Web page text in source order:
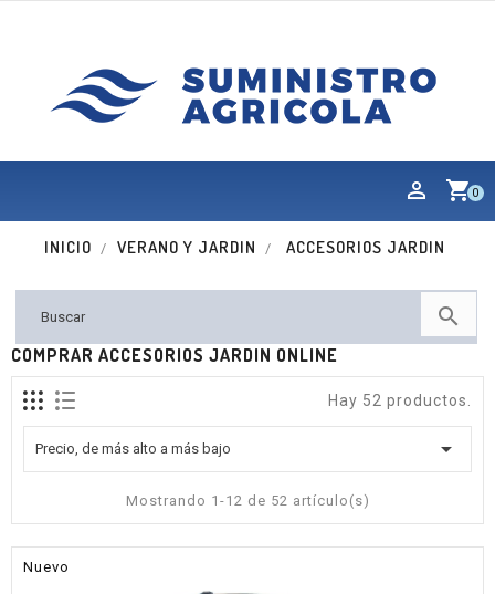
shopping_cart0
INICIO VERANO Y JARDIN ACCESORIOS JARDIN

COMPRAR ACCESORIOS JARDIN ONLINE
Hay 52 productos.
Precio, de más alto a más bajo 
Mostrando 1-12 de 52 artículo(s)
Nuevo